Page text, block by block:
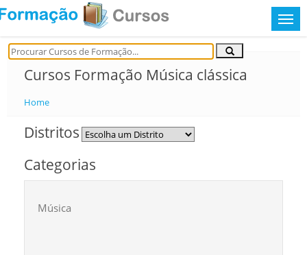
Cursos Formação Música clássica
Home
Distritos
Categorias
Música